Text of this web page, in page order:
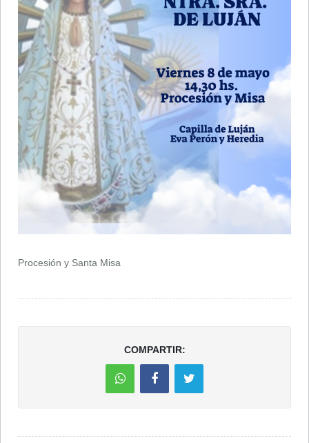
Procesión y Santa Misa
COMPARTIR: